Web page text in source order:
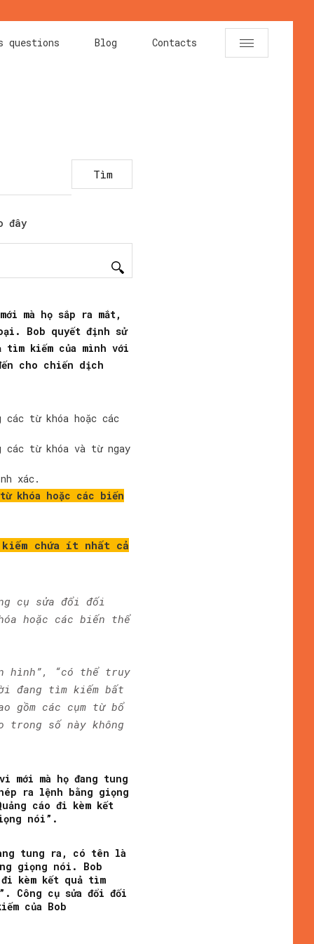
questions Blog Contacts
Tìm
đây
mà họ sắp ra mắt,
Bob quyết định sử
tìm kiếm của mình với
cho chiến dịch
từ khóa hoặc các
các từ khóa và từ ngay
xác.
khóa hoặc các biến
kiếm chứa ít nhất cả
cụ sửa đổi đối
hoặc các biến thể
hình”, “có thể truy
đang tìm kiếm bất
gồm các cụm từ bổ
trong số này không
mới mà họ đang tung
ra lệnh bằng giọng
cáo đi kèm kết
nói”.
tung ra, có tên là
giọng nói. Bob
kèm kết quả tìm
Công cụ sửa đổi đối
của Bob